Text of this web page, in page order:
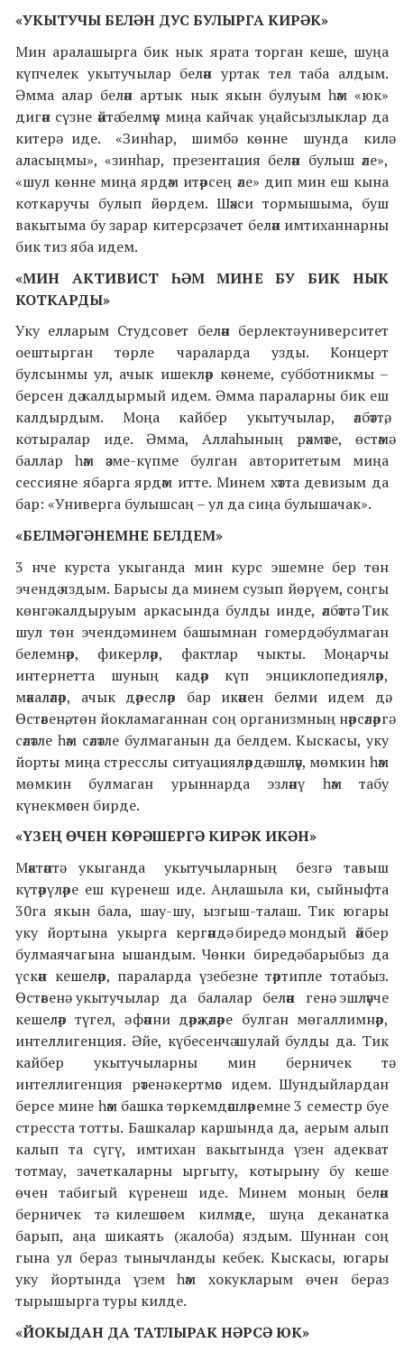
«УКЫТУЧЫ БЕЛӘН ДУС БУЛЫРГА КИРӘК»
Мин аралашырга бик нык ярата торган кеше, шуңа
күпчелек укытучылар белән уртак тел таба алдым.
Әмма алар белән артык нык якын булуым һәм «юк»
дигән сүзне әйтә белмәү миңа кайчак уңайсызлыклар да
китерә иде. «Зинһар, шимбә көнне шунда килә
аласыңмы», «зинһар, презентация белән булыш әле»,
«шул көнне миңа ярдәм итәрсең әле» дип мин еш кына
коткаручы булып йөрдем. Шәхси тормышыма, буш
вакытыма бу зарар китерсә, зачет белән имтиханнарны
бик тиз яба идем.
«МИН АКТИВИСТ ҺӘМ МИНЕ БУ БИК НЫК
КОТКАРДЫ»
Уку елларым Студсовет белән берлектә университет
оештырган төрле чараларда узды. Концерт
булсынмы ул, ачык ишекләр көнеме, субботникмы –
берсен дә калдырмый идем. Әмма параларны бик еш
калдырдым. Моңа кайбер укытучылар, әлбәттә,
котыралар иде. Әмма, Аллаһының рәхмәте, өстәмә
баллар һәм әзме-күпме булган авторитетым миңа
сессияне ябарга ярдәм итте. Минем хәтта девизым да
бар: «Универга булышсаң – ул да сиңа булышачак».
«БЕЛМӘГӘНЕМНЕ БЕЛДЕМ»
3 нче курста укыганда мин курс эшемне бер төн
эчендә яздым. Барысы да минем сузып йөрүем, соңгы
көнгә калдыруым аркасында булды инде, әлбәттә. Тик
шул төн эчендә минем башымнан гомердә булмаган
белемнәр, фикерләр, фактлар чыкты. Моңарчы
интернетта шуның кадәр күп энциклопедияләр,
мәкаләләр, ачык дәресләр бар икәнен белми идем дә.
Өстәвенә, төн йокламаганнан соң организмның нәрсәләргә
сәләтле һәм сәләтле булмаганын да белдем. Кыскасы, уку
йорты миңа стресслы ситуацияләрдә эшләү, мөмкин һәм
мөмкин булмаган урыннарда эзләнү һәм табу
күнекмәсен бирде.
«ҮЗЕҢ ӨЧЕН КӨРӘШЕРГӘ КИРӘК ИКӘН»
Мәктәптә укыганда укытучыларның безгә тавыш
күтәрүләре еш күренеш иде. Аңлашыла ки, сыйныфта
30га якын бала, шау-шу, ызгыш-талаш. Тик югары
уку йортына укырга кергәндә биредә мондый әйбер
булмаячагына ышандым. Чөнки биредә барыбыз да
үскән кешеләр, параларда үзебезне тәртипле тотабыз.
Өстәвенә укытучылар да балалар белән генә эшләүче
кешеләр түгел, ә фәнни дәрәҗәләре булган мөгаллимнәр,
интеллигенция. Әйе, күбесенчә шулай булды да. Тик
кайбер укытучыларны мин берничек тә
интеллигенция рәтенә кертмәс идем. Шундыйлардан
берсе мине һәм башка төркемдәшләремне 3 семестр буе
стресста тотты. Башкалар каршында да, аерым алып
калып та сүгү, имтихан вакытында үзен адекват
тотмау, зачеткаларны ыргыту, котырыну бу кеше
өчен табигый күренеш иде. Минем моның белән
берничек тә килешәсем килмәде, шуңа деканатка
барып, аңа шикаять (жалоба) яздым. Шуннан соң
гына ул бераз тынычланды кебек. Кыскасы, югары
уку йортында үзем һәм хокукларым өчен бераз
тырышырга туры килде.
«ЙОКЫДАН ДА ТАТЛЫРАК НӘРСӘ ЮК»